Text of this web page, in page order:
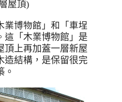
屋頂)
業博物館」和「車埕
這 「木業博物館」是
頂上再加蓋一層新屋
造結構，是保留很完
。